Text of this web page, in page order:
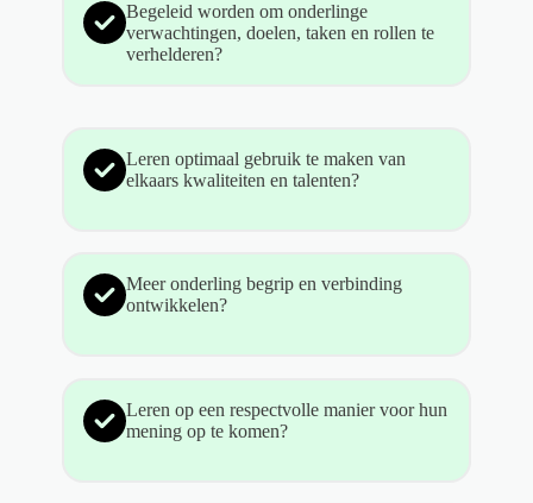
Begeleid worden om onderlinge
verwachtingen, doelen, taken en rollen te
verhelderen?
Leren optimaal gebruik te maken van
elkaars kwaliteiten en talenten?
Meer onderling begrip en verbinding
ontwikkelen?
Leren op een respectvolle manier voor hun
mening op te komen?